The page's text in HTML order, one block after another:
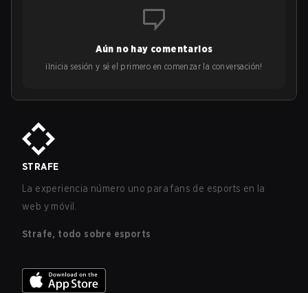
Aún no hay comentarios
¡Inicia sesión y sé el primero en comenzar la conversación!
STRAFE
La experiencia número uno para fans de esports en la
web y móvil.
Strafe, todo sobre esports